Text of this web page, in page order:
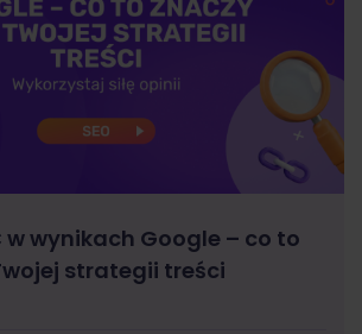
w wynikach Google – co to
strategii treści